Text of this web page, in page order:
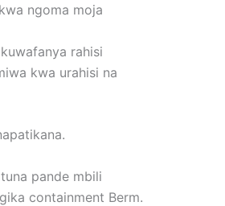
ngoma moja
rahisi
kwa urahisi na
pande mbili
containment Berm.